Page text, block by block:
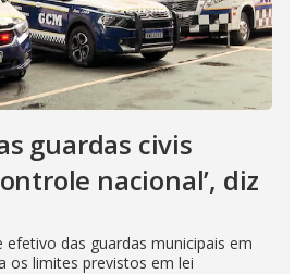
guardas civis
nacional’, diz
efetivo das guardas municipais em
os limites previstos em lei